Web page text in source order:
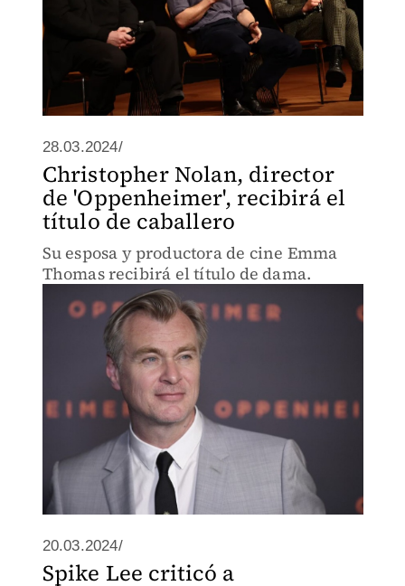
28.03.2024/
Christopher Nolan, director
de 'Oppenheimer', recibirá el
título de caballero
Su esposa y productora de cine Emma
Thomas recibirá el título de dama.
20.03.2024/
Spike Lee criticó a